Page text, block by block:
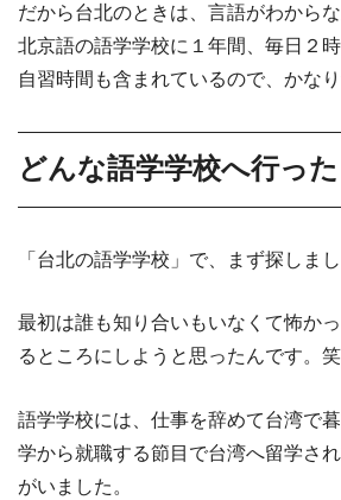
だから台北のときは、言語がわから
北京語の語学学校に１年間、毎日２
自習時間も含まれているので、かな
どんな語学学校へ行った
「台北の語学学校」で、まず探しまし
最初は誰も知り合いもいなくて怖か
るところにしようと思ったんです。笑
語学学校には、仕事を辞めて台湾で
学から就職する節目で台湾へ留学さ
がいました。